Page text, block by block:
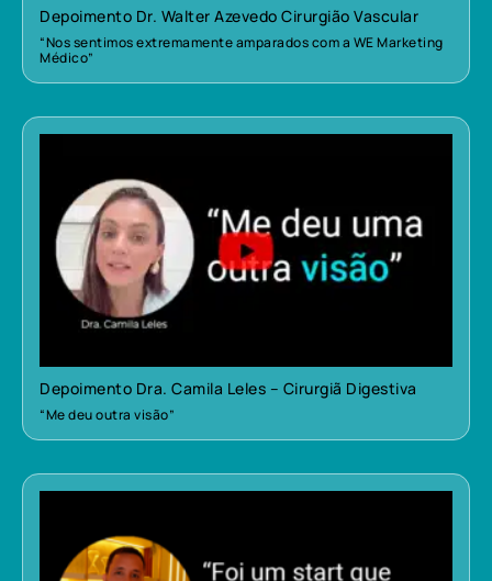
Depoimento Dr. Walter Azevedo Cirurgião Vascular
“Nos sentimos extremamente amparados com a WE Marketing
Médico”
Depoimento Dra. Camila Leles – Cirurgiã Digestiva
“Me deu outra visão”